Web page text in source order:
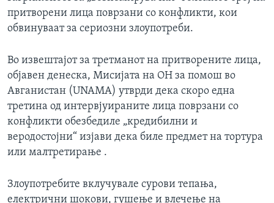
притворени лица поврзани со конфликти, кои
обвинуваат за сериозни злоупотреби.
Во извештајот за третманот на притворените лица,
објавен денеска, Мисијата на ОН за помош во
Авганистан (UNAMA) утврди дека скоро една
третина од интервјуираните лица поврзани со
конфликти обезбедиле „кредибилни и
веродостојни“ изјави дека биле предмет на тортура
или малтретирање .
Злоупотребите вклучувале сурови тепања,
електрични шокови, гушење и влечење на